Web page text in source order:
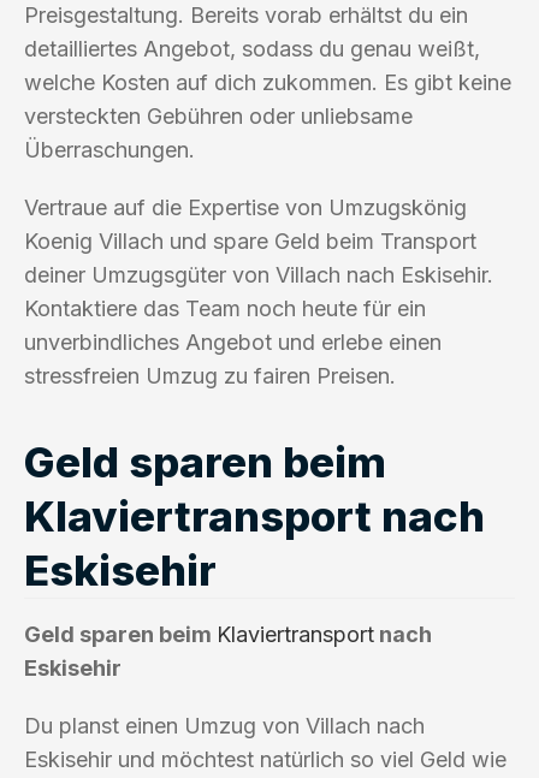
Preisgestaltung. Bereits vorab erhältst du ein
detailliertes Angebot, sodass du genau weißt,
welche Kosten auf dich zukommen. Es gibt keine
versteckten Gebühren oder unliebsame
Überraschungen.
Vertraue auf die Expertise von Umzugskönig
Koenig Villach und spare Geld beim Transport
deiner Umzugsgüter von Villach nach Eskisehir.
Kontaktiere das Team noch heute für ein
unverbindliches Angebot und erlebe einen
stressfreien Umzug zu fairen Preisen.
Geld sparen beim
Klaviertransport nach
Eskisehir
Geld sparen beim Klaviertransport nach
Eskisehir
Du planst einen Umzug von Villach nach
Eskisehir und möchtest natürlich so viel Geld wie